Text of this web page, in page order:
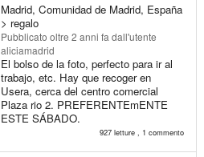
Madrid, Comunidad de Madrid, España
> regalo
Pubblicato oltre 2 anni fa dall'utente
aliciamadrid
El bolso de la foto, perfecto para ir al
trabajo, etc. Hay que recoger en
Usera, cerca del centro comercial
Plaza rio 2. PREFERENTEmENTE
ESTE SÁBADO.
927 letture , 1 commento